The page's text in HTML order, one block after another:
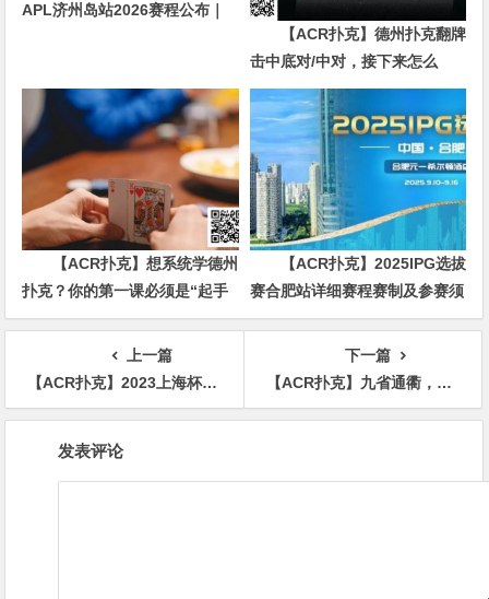
APL济州岛站2026赛程公布｜
【ACR扑克】德州扑克翻牌
击中底对/中对，接下来怎么
办？90%玩家都犯错的关键点！
【ACR扑克】想系统学德州
扑克？你的第一课必须是“起手
牌范围”
【ACR扑克】2025IPG选拔
赛合肥站详细赛程赛制及参赛须
知发布（更新版）
上一篇
【ACR扑克】2023上海杯SHPC®秋季赛 |85人奖励圈大门敞开，王言遗憾成泡沫，赵鑫子125.2万计分领跑
下一篇
【ACR扑克】九省通衢，英雄之地—武汉—第十届国家杯棋牌职业大师赛武汉站
发表评论